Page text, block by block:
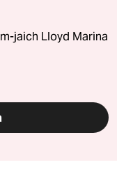
jaich Lloyd Marina